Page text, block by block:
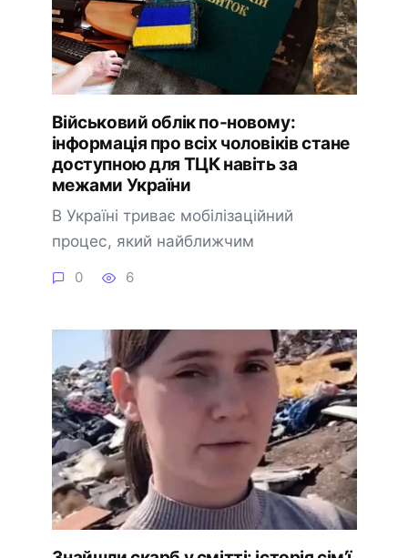
Військовий облік по-новому:
інформація про всіх чоловіків стане
доступною для ТЦК навіть за
межами України
В Україні триває мобілізаційний
процес, який найближчим
0 6